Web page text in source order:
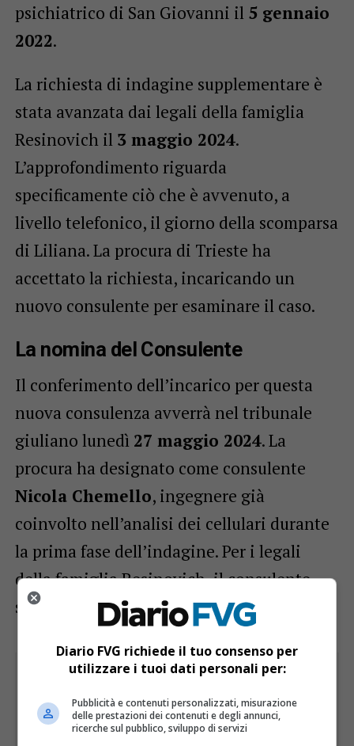
psichiatrico di San Giovanni il 5 gennaio
2022.
La richiesta di indagine supplementare è
stata avanzata dai legali della famiglia
Resinovich il 3 maggio 2024.
L’approfondimento riguarda
specificamente ciò che è avvenuto, a
livello telefonico, il giorno della scomparsa
di Liliana. La procura di Trieste ha
accettato la richiesta, incaricando un
nuovo consulente per esaminare il caso.
La nomina del Consulente
Il conferimento dell’incarico per questa
nuova consulenza avverrà nel tribunale
giuliano lunedì 27 maggio 2024. La
procura ha designato come consulente
Nicola Chemello, ingegnere già
coinvolto nell’analisi dei cellulari durante
la prima fase dell’indagine. Per i legali
della famiglia Resinovich, il consulente
sarà invece l’informaticoFrancesco Zorzi
Diario FVG richiede il tuo consenso per
utilizzare i tuoi dati personali per:
Pubblicità e contenuti personalizzati, misurazione
delle prestazioni dei contenuti e degli annunci,
ricerche sul pubblico, sviluppo di servizi